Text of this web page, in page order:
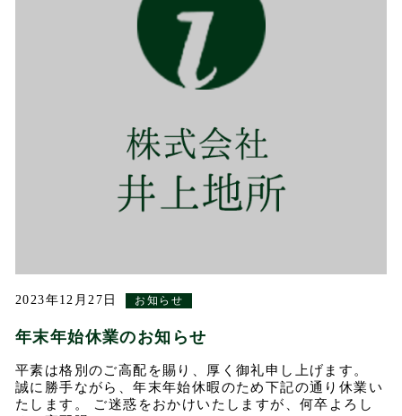
2023年12月27日 お知らせ
年末年始休業のお知らせ
平素は格別のご高配を賜り、厚く御礼申し上げます。
誠に勝手ながら、年末年始休暇のため下記の通り休業い
たします。 ご迷惑をおかけいたしますが、何卒よろし